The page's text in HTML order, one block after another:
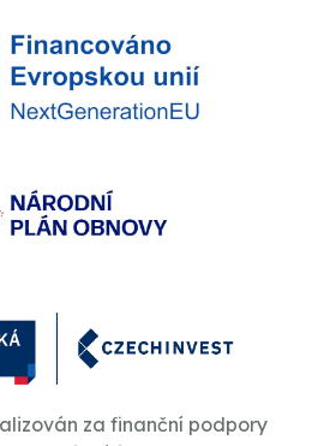
za finanční podpory